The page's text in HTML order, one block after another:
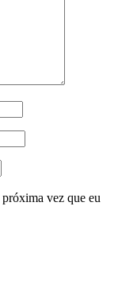
próxima vez que eu